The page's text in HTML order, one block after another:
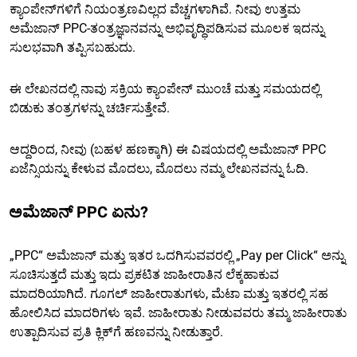
ಕ್ಯಾಂಪೇನ್‌ಗಳಿಗೆ ನಿಯಂತ್ರಣವಿಲ್ಲದ ವೆಚ್ಚಗಳಾಗಿವೆ. ನೀವು ಉತ್ತಮ
ಅಮೆಜಾನ್ PPC-ತಂತ್ರಜ್ಞಾನವನ್ನು ಅಭಿವೃದ್ಧಿಪಡಿಸುವ ಮೂಲಕ ಇದನ್ನು
ಸುಲಭವಾಗಿ ತಪ್ಪಿಸಬಹುದು.
ಈ ಲೇಖನದಲ್ಲಿ ನಾವು ಸಕ್ರಿಯ ಕ್ಯಾಂಪೇನ್ ಮುಂಚೆ ಮತ್ತು ಸಮಯದಲ್ಲಿ
ಬಿಡುಕು ತಂತ್ರಗಳನ್ನು ಚರ್ಚಿಸುತ್ತೇವೆ.
ಆದ್ದರಿಂದ, ನೀವು (ಬಹಳ ಹಣಕ್ಕಾಗಿ) ಈ ವಿಷಯದಲ್ಲಿ ಅಮೆಜಾನ್ PPC
ಏಜೆನ್ಸಿಯನ್ನು ಕೇಳುವ ಮೊದಲು, ಮೊದಲು ನಮ್ಮ ಲೇಖನವನ್ನು ಓದಿ.
ಅಮೆಜಾನ್ PPC ಏನು?
„PPC“ ಅಮೆಜಾನ್ ಮತ್ತು ಇತರ ಒದಗಿಸುವವರಲ್ಲಿ „Pay per Click“ ಅನ್ನು
ಸೂಚಿಸುತ್ತದೆ ಮತ್ತು ಇದು ಪ್ರಕಟಿತ ಜಾಹೀರಾತಿನ ಲೆಕ್ಕಹಾಕುವ
ಮಾದರಿಯಾಗಿದೆ. ಗೂಗಲ್ ಜಾಹೀರಾತುಗಳು, ಮೆಟಾ ಮತ್ತು ಇತರಲ್ಲಿ ಸಹ
ಹೋಲಿಸಿದ ಮಾದರಿಗಳು ಇವೆ. ಜಾಹೀರಾತು ನೀಡುವವರು ತಮ್ಮ ಜಾಹೀರಾತು
ಉತ್ಪಾದಿಸುವ ಪ್ರತಿ ಕ್ಲಿಕ್‌ಗೆ ಹಣವನ್ನು ನೀಡುತ್ತಾರೆ.